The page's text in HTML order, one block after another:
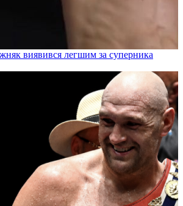
виявився легшим за суперника